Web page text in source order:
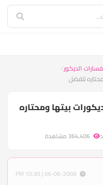
الديكور
تتفضل
بيتها ومحتاره